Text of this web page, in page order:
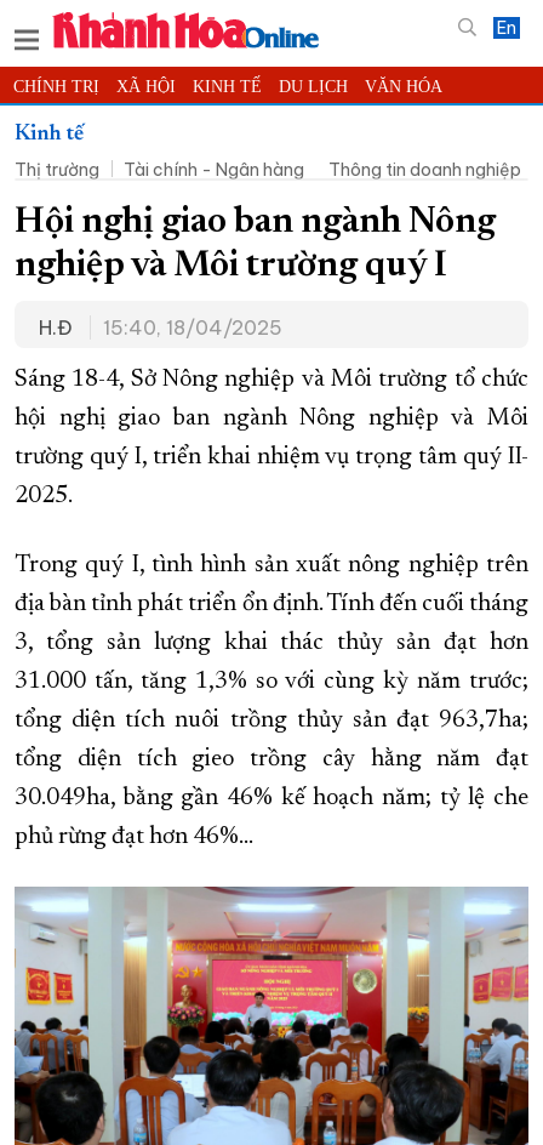
En
CHÍNH TRỊ XÃ HỘI KINH TẾ DU LỊCH VĂN HÓA
THỂ THAO
KHOA HỌC - CÔNG NGHỆ PHÁP LUẬT BẠN ĐỌC PHÓNG SỰ
THẾ GIỚI MULTIMEDIA VIDEO ĐỌC BÁO ONLINE
PODCAST THÔNG TIN - QUẢNG CÁO
TRƯỜNG SA BIỂN ĐẢO QUÊ HƯƠNG
CHUNG TAY CẢI CÁCH HÀNH CHÍNH
XÂY DỰNG NÔNG THÔN MỚI LỊCH CẮT ĐIỆN
TÀU - XE - MÁY BAY
KỶ NIỆM 370 NĂM XÂY DỰNG VÀ PHÁT TRIỂN TỈNH KHÁNH HÒA
XÂY DỰNG KHÁNH HÒA TRỞ THÀNH THÀNH PHỐ TRỰC THUỘC
Kinh tế
Thị trường
Tài chính - Ngân hàng Thông tin doanh nghiệp
Hội nghị giao ban ngành Nông
nghiệp và Môi trường quý I
H.Đ 15:40, 18/04/2025
Sáng 18-4, Sở Nông nghiệp và Môi trường tổ chức
hội nghị giao ban ngành Nông nghiệp và Môi
trường quý I, triển khai nhiệm vụ trọng tâm quý II-
2025.
Trong quý I, tình hình sản xuất nông nghiệp trên
địa bàn tỉnh phát triển ổn định. Tính đến cuối tháng
3, tổng sản lượng khai thác thủy sản đạt hơn
31.000 tấn, tăng 1,3% so với cùng kỳ năm trước;
tổng diện tích nuôi trồng thủy sản đạt 963,7ha;
tổng diện tích gieo trồng cây hằng năm đạt
30.049ha, bằng gần 46% kế hoạch năm; tỷ lệ che
phủ rừng đạt hơn 46%...